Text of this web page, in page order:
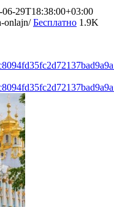
06-29T18:38:00+03:00
onlajn/ Бесплатно 1.9K